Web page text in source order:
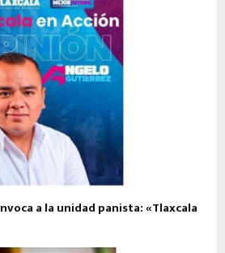
a la unidad panista: «Tlaxcala